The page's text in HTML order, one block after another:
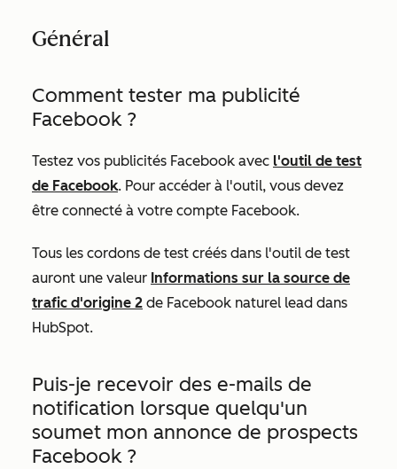
Général
Comment tester ma publicité
Facebook ?
Testez vos publicités Facebook avec l'outil de test
de Facebook. Pour accéder à l'outil, vous devez
être connecté à votre compte Facebook.
Tous les cordons de test créés dans l'outil de test
auront une valeur Informations sur la source de
trafic d'origine 2 de Facebook naturel lead dans
HubSpot.
Puis-je recevoir des e-mails de
notification lorsque quelqu'un
soumet mon annonce de prospects
Facebook ?